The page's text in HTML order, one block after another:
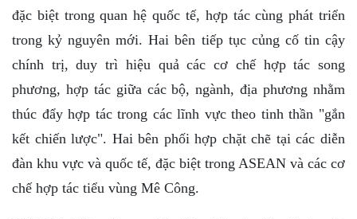
đặc biệt trong quan hệ quốc tế, hợp tác cùng phát triển
trong kỷ nguyên mới. Hai bên tiếp tục củng cố tin cậy
chính trị, duy trì hiệu quả các cơ chế hợp tác song
phương, hợp tác giữa các bộ, ngành, địa phương nhằm
thúc đẩy hợp tác trong các lĩnh vực theo tinh thần "gắn
kết chiến lược". Hai bên phối hợp chặt chẽ tại các diễn
đàn khu vực và quốc tế, đặc biệt trong ASEAN và các cơ
chế hợp tác tiểu vùng Mê Công.